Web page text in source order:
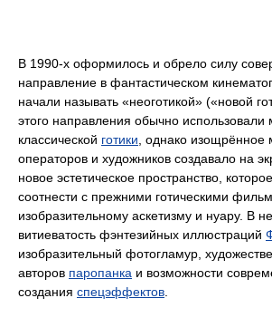
В 1990-х оформилось и обрело силу
направление в фантастическом
начали называть «неоготикой» («новой
этого направления обычно использовали
классической готики , однако изощрённое
операторов и художников создавало на
новое эстетическое пространство,
соотнести с прежними готическими
изобразительному аскетизму и нуару. В
витиеватость фэнтезийных иллюстраций
изобразительный фотогламур,
авторов паропанка и возможности
создания спецэффектов